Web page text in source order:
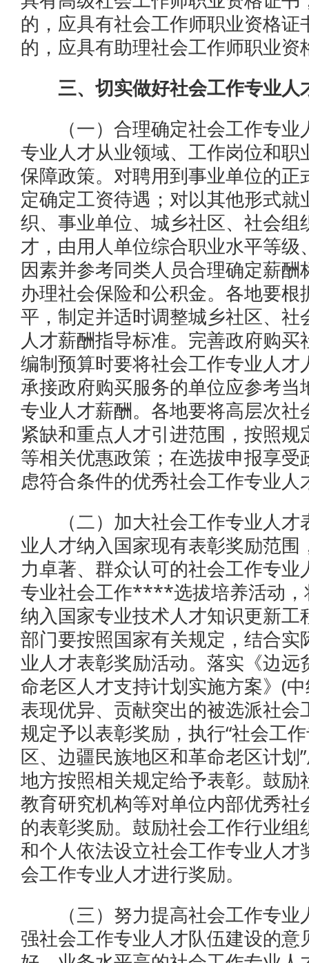
的，应具有社会工作师职业资格
的，应具有助理社会工作师职业资
三、切实做好社会工作专业人
（一）合理确定社会工作专业
专业人才从业领域、工作岗位和
保障政策。对聘用到事业单位的
定确定工资待遇；对以其他形式
织、事业单位、城乡社区、社会
才，由用人单位综合职业水平等
因素并参考同类人员合理确定薪
办理社会保险和公积金。各地要
平，制定并适时调整城乡社区、
人才薪酬指导标准。完善政府购
编制预算时要将社会工作专业人
承接政府购买服务的单位应参考
专业人才薪酬。各地要将高层次
紧缺和重点人才引进范围，按照
等相关优惠政策；在选拔申报享
虑符合条件的优秀社会工作专业人
（二）加大社会工作专业人才
业人才纳入国家现有表彰奖励范
力卓著、群众认可的社会工作专
专业社会工作****选拔培养活动
纳入国家专业技术人才知识更新
部门要按照国家有关规定，结合
业人才表彰奖励活动。落实《边
命老区人才支持计划实施方案》(
表现优异、贡献突出的被选派社
规定予以表彰奖励，执行“社会工
区、边疆民族地区和革命老区计划
地方按照相关规定给予表彰。鼓
教育研究机构等对单位内部优秀
的表彰奖励。鼓励社会工作行业
和个人依法设立社会工作专业人
会工作专业人才进行奖励。
（三）努力提高社会工作专业
强社会工作专业人才队伍建设的